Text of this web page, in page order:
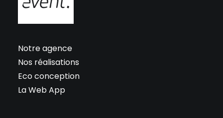
Notre agence
Nos réalisations
Eco conception
La Web App